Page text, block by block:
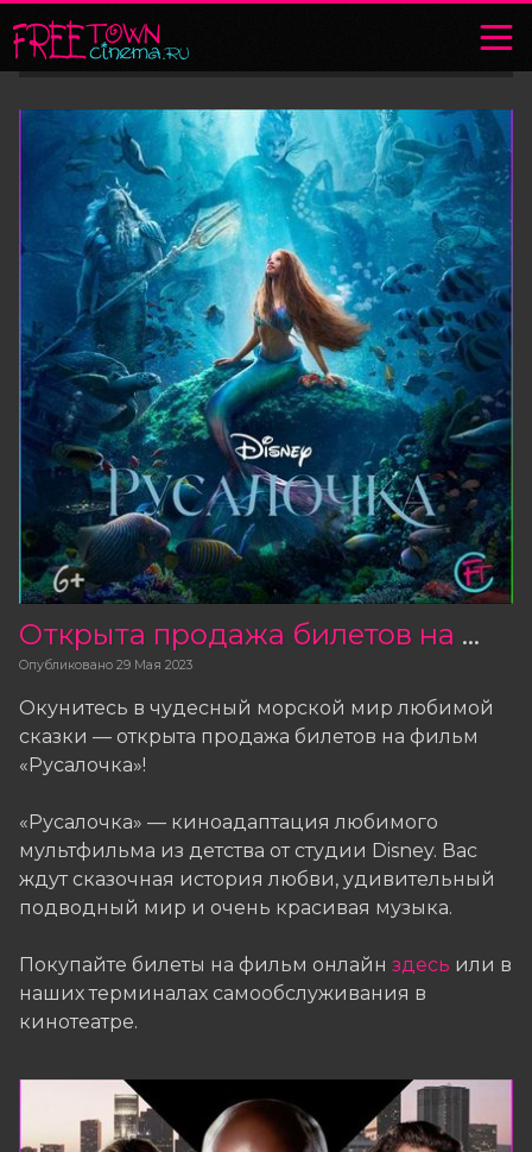
Открыта продажа билетов на фильм «Русалочка»
Опубликовано 29 Мая 2023
Окунитесь в чудесный морской мир любимой
сказки — открыта продажа билетов на фильм
«Русалочка»!
«Русалочка» — киноадаптация любимого
мультфильма из детства от студии Disney. Вас
ждут сказочная история любви, удивительный
подводный мир и очень красивая музыка.
Покупайте билеты на фильм онлайн здесь или в
наших терминалах самообслуживания в
кинотеатре.